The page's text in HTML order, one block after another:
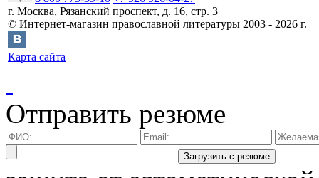
г. Москва, Рязанский проспект, д. 16, стр. 3
© Интернет-магазин православной литературы 2003 - 2026 г.
Карта сайта
Отправить резюме